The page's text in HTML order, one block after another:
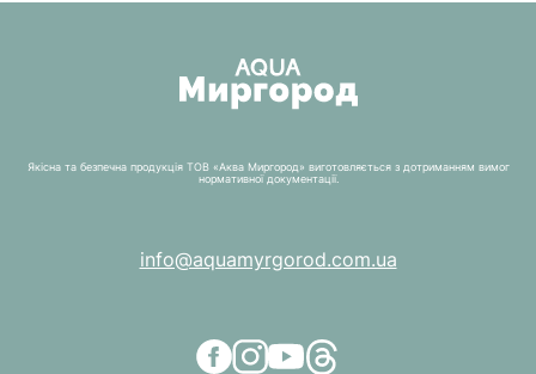
Якісна та безпечна продукція ТОВ «Аква Миргород» виготовляється з дотриманням вимог
нормативної документації.
info@aquamyrgorod.com.ua